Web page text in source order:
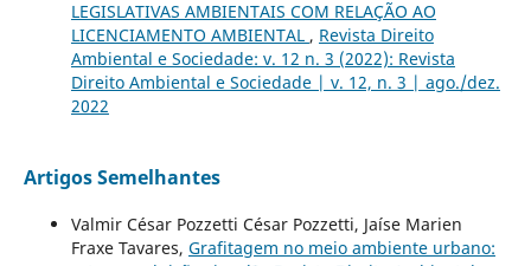
LEGISLATIVAS AMBIENTAIS COM RELAÇÃO AO
LICENCIAMENTO AMBIENTAL , Revista Direito
Ambiental e Sociedade: v. 12 n. 3 (2022): Revista
Direito Ambiental e Sociedade | v. 12, n. 3 | ago./dez.
2022
Artigos Semelhantes
Valmir César Pozzetti César Pozzetti, Jaíse Marien
Fraxe Tavares, Grafitagem no meio ambiente urbano: